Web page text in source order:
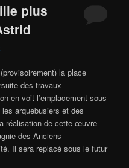
plus
la place
des travaux
en voit l’emplacement sous
arquebusiers et des
réalisation de cette œuvre
des Anciens
Il sera replacé sous le futur